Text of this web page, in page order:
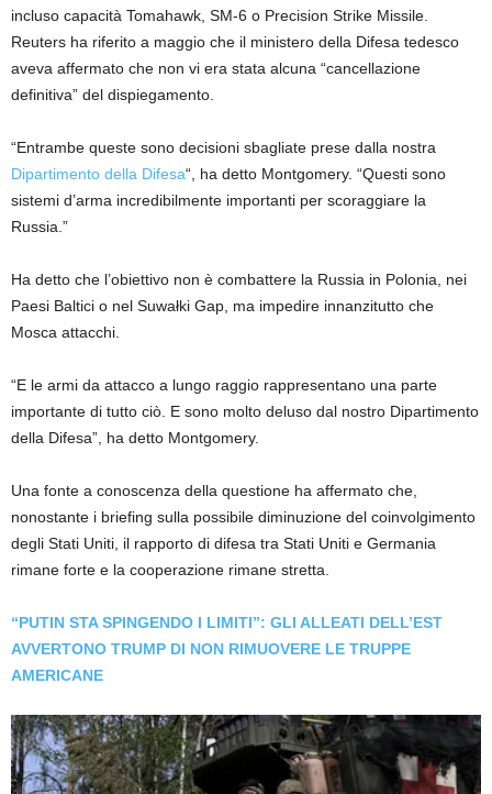
incluso capacità Tomahawk, SM-6 o Precision Strike Missile.
Reuters ha riferito a maggio che il ministero della Difesa tedesco
aveva affermato che non vi era stata alcuna “cancellazione
definitiva” del dispiegamento.
“Entrambe queste sono decisioni sbagliate prese dalla nostra
Dipartimento della Difesa“, ha detto Montgomery. “Questi sono
sistemi d’arma incredibilmente importanti per scoraggiare la
Russia.”
Ha detto che l’obiettivo non è combattere la Russia in Polonia, nei
Paesi Baltici o nel Suwałki Gap, ma impedire innanzitutto che
Mosca attacchi.
“E le armi da attacco a lungo raggio rappresentano una parte
importante di tutto ciò. E sono molto deluso dal nostro Dipartimento
della Difesa”, ha detto Montgomery.
Una fonte a conoscenza della questione ha affermato che,
nonostante i briefing sulla possibile diminuzione del coinvolgimento
degli Stati Uniti, il rapporto di difesa tra Stati Uniti e Germania
rimane forte e la cooperazione rimane stretta.
“PUTIN STA SPINGENDO I LIMITI”: GLI ALLEATI DELL’EST
AVVERTONO TRUMP DI NON RIMUOVERE LE TRUPPE
AMERICANE